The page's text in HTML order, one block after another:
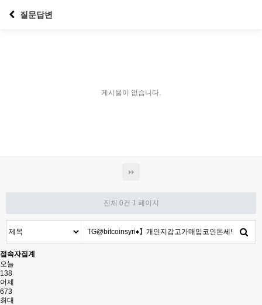
질문답변
게시물이 없습니다.
전체 0건 1 페이지
접속자집계
오늘
138
어제
673
최대